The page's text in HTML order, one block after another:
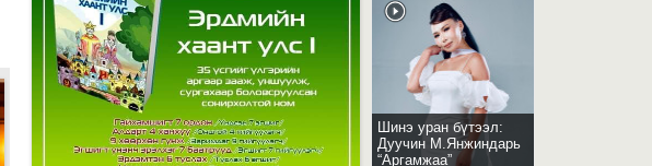
Шинэ уран бүтээл:
Дуучин М.Янжиндарь
“Аргамжаа”